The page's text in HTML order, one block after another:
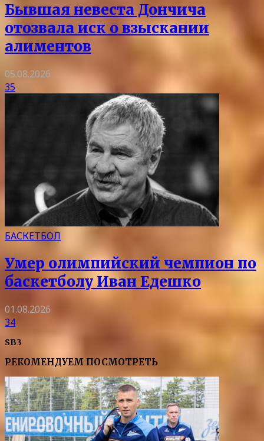
Бывшая невеста Дончича
отозвала иск о взыскании
алиментов
05.08.2026
35
БАСКЕТБОЛ
Умер олимпийский чемпион по
баскетболу Иван Едешко
01.08.2026
34
SB3
РЕКОМЕНДУЕМ ПОСМОТРЕТЬ